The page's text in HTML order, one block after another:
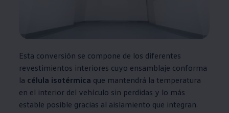
Esta conversión se compone de los diferentes
revestimientos interiores cuyo ensamblaje conforma
la célula isotérmica que mantendrá la temperatura
en el interior del vehículo sin perdidas y lo más
estable posible gracias al aislamiento que integran.